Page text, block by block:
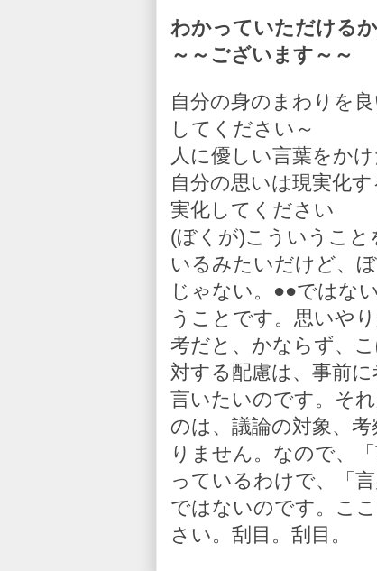
わかっていただける
～～ございます～～
自分の身のまわりを
してください～
人に優しい言葉をか
自分の思いは現実化
実化してください
(ぼくが)こういうこ
いるみたいだけど、
じゃない。●●ではな
うことです。思いや
考だと、かならず、
対する配慮は、事前
言いたいのです。そ
のは、議論の対象、
りません。なので、
っているわけで、「
ではないのです。こ
さい。刮目。刮目。